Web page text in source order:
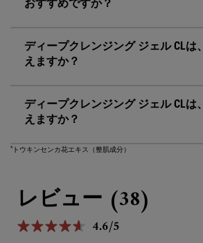
おすすめですか？
ディープクレンジング ジェル CLは
えますか？
ディープクレンジング ジェル CLは
えますか？
* トウキンセンカ花エキス（整肌成分）
レビュー (38)
5星中4.6。 4.6/5